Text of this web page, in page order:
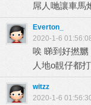
屌人哋讓車馬
Everton_
2020-1-6
唉 睇到好撚
人地o靚仔都
witzz
2020-1-6